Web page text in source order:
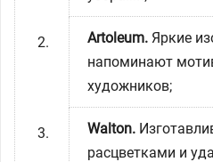
Artoleum. Яркие
напоминают
художников;
Walton.
расцветками и